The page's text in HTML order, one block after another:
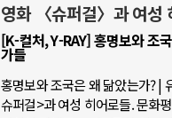
영화 〈슈퍼걸〉과 여성
[K-컬처, Y-RAY] 홍명보와 조
가들
홍명보와 조국은 왜 닮았는가? |
슈퍼걸>과 여성 히어로들. 문화